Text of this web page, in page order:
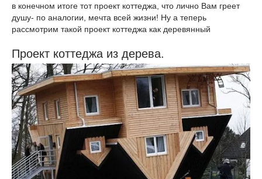
в конечном итоге тот проект коттеджа, что лично Вам греет
душу- по аналогии, мечта всей жизни! Ну а теперь
рассмотрим такой проект коттеджа как деревянный
Проект коттеджа из дерева.